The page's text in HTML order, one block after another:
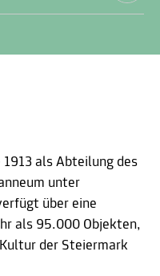
1913 als Abteilung des
unter
über eine
als 95.000 Objekten,
der Steiermark